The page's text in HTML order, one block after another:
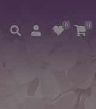
0 0